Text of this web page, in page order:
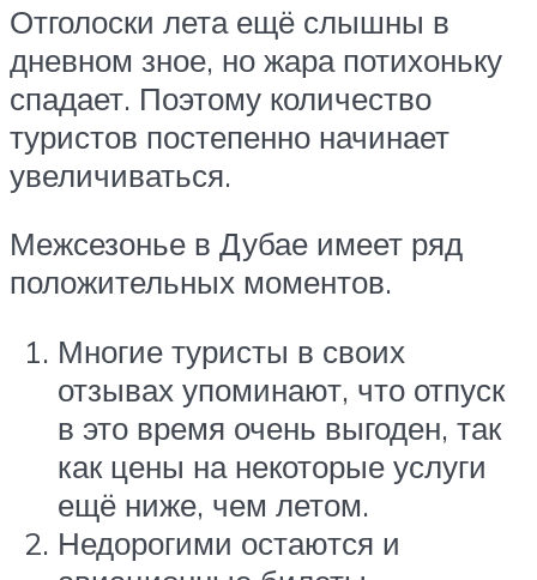
Отголоски лета ещё слышны в
дневном зное, но жара потихоньку
спадает. Поэтому количество
туристов постепенно начинает
увеличиваться.
Межсезонье в Дубае имеет ряд
положительных моментов.
Многие туристы в своих
отзывах упоминают, что отпуск
в это время очень выгоден, так
как цены на некоторые услуги
ещё ниже, чем летом.
Недорогими остаются и